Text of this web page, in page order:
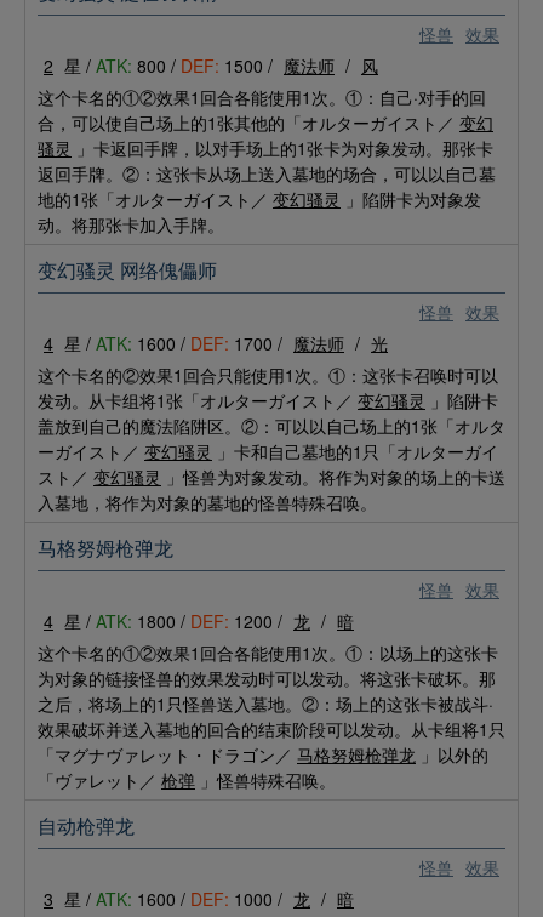
怪兽 效果
2 星 / ATK: 800 / DEF: 1500 / 魔法师 / 风
这个卡名的①②效果1回合各能使用1次。①：自己·对手的回
合，可以使自己场上的1张其他的「オルターガイスト／ 变幻
骚灵 」卡返回手牌，以对手场上的1张卡为对象发动。那张卡
返回手牌。②：这张卡从场上送入墓地的场合，可以以自己墓
地的1张「オルターガイスト／ 变幻骚灵 」陷阱卡为对象发
动。将那张卡加入手牌。
怪兽 效果
变幻骚灵 网络傀儡师
4 星 / ATK: 1600 / DEF: 1700 / 魔法师 / 光
这个卡名的②效果1回合只能使用1次。①：这张卡召唤时可以
发动。从卡组将1张「オルターガイスト／ 变幻骚灵 」陷阱卡
盖放到自己的魔法陷阱区。②：可以以自己场上的1张「オルタ
ーガイスト／ 变幻骚灵 」卡和自己墓地的1只「オルターガイ
スト／ 变幻骚灵 」怪兽为对象发动。将作为对象的场上的卡送
入墓地，将作为对象的墓地的怪兽特殊召唤。
怪兽 效果
马格努姆枪弹龙
4 星 / ATK: 1800 / DEF: 1200 / 龙 / 暗
这个卡名的①②效果1回合各能使用1次。①：以场上的这张卡
为对象的链接怪兽的效果发动时可以发动。将这张卡破坏。那
之后，将场上的1只怪兽送入墓地。②：场上的这张卡被战斗·
效果破坏并送入墓地的回合的结束阶段可以发动。从卡组将1只
「マグナヴァレット・ドラゴン／ 马格努姆枪弹龙 」以外的
「ヴァレット／ 枪弹 」怪兽特殊召唤。
怪兽 效果
自动枪弹龙
3 星 / ATK: 1600 / DEF: 1000 / 龙 / 暗